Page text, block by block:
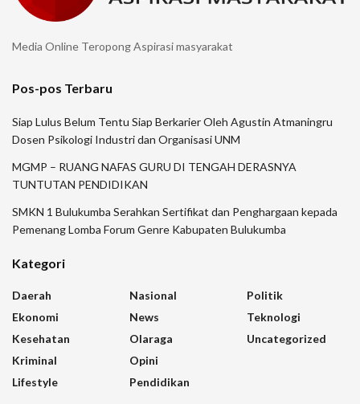
Media Online Teropong Aspirasi masyarakat
Pos-pos Terbaru
Siap Lulus Belum Tentu Siap Berkarier Oleh Agustin Atmaningru
Dosen Psikologi Industri dan Organisasi UNM
MGMP – RUANG NAFAS GURU DI TENGAH DERASNYA
TUNTUTAN PENDIDIKAN
SMKN 1 Bulukumba Serahkan Sertifikat dan Penghargaan kepada
Pemenang Lomba Forum Genre Kabupaten Bulukumba
Kategori
Daerah
Ekonomi
Kesehatan
Kriminal
Lifestyle
Nasional
News
Olaraga
Opini
Pendidikan
Politik
Teknologi
Uncategorized